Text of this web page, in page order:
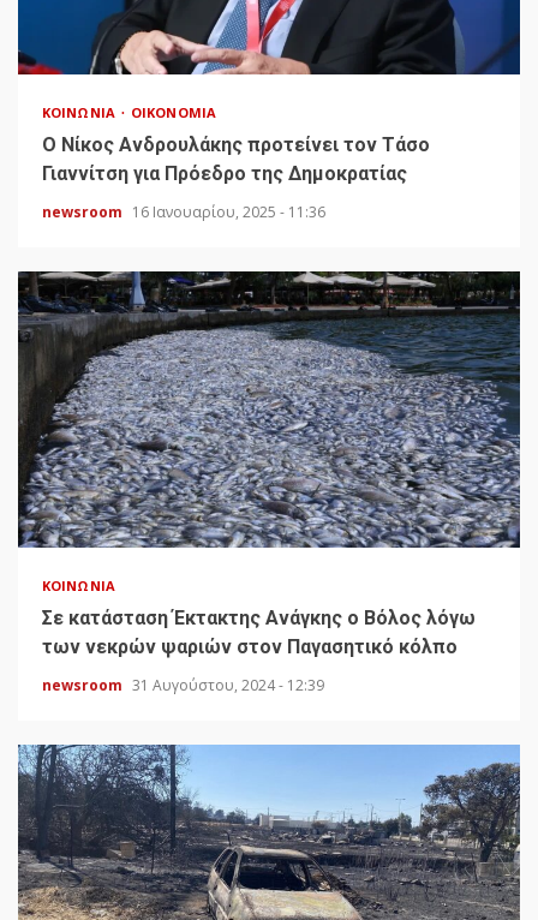
ΚΟΙΝΩΝΊΑ ΟΙΚΟΝΟΜΊΑ
Ο Νίκος Ανδρουλάκης προτείνει τον Τάσο
Γιαννίτση για Πρόεδρο της Δημοκρατίας
newsroom 16 Ιανουαρίου, 2025 - 11:36
ΚΟΙΝΩΝΊΑ
Σε κατάσταση Έκτακτης Ανάγκης ο Βόλος λόγω
των νεκρών ψαριών στον Παγασητικό κόλπο
newsroom 31 Αυγούστου, 2024 - 12:39